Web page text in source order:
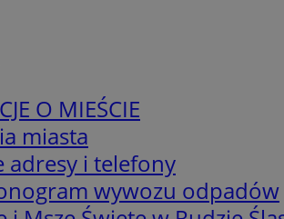
O MIEŚCIE
miasta
adresy i telefony
wywozu odpadów